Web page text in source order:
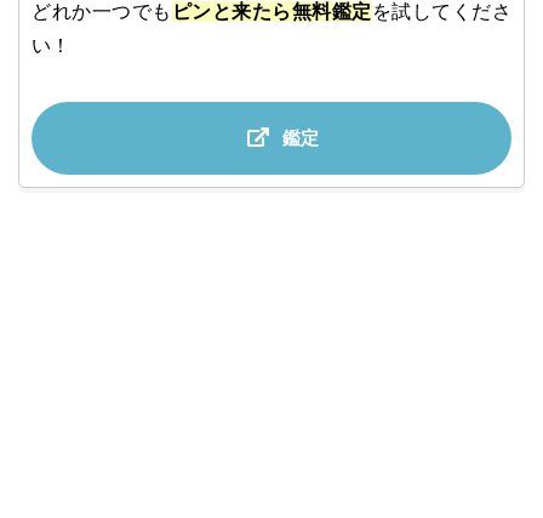
どれか一つでも ピンと来たら無料鑑定 を試してくださ
い！
鑑定